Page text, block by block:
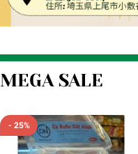
MEGA SALE
- 25%